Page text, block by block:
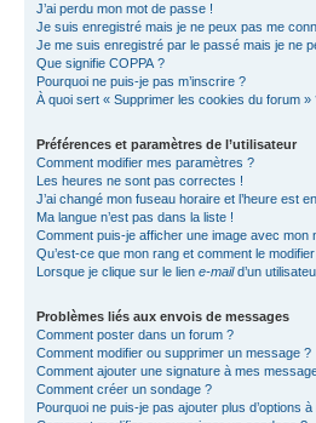
J’ai perdu mon mot de passe !
Je suis enregistré mais je ne peux pas me
Je me suis enregistré par le passé mais je ne
Que signifie COPPA ?
Pourquoi ne puis-je pas m’inscrire ?
À quoi sert « Supprimer les cookies du forum »
Préférences et paramètres de l’utilisateur
Comment modifier mes paramètres ?
Les heures ne sont pas correctes !
J’ai changé mon fuseau horaire et l’heure est
Ma langue n’est pas dans la liste !
Comment puis-je afficher une image avec mon
Qu’est-ce que mon rang et comment le
Lorsque je clique sur le lien e-maild’un
Problèmes liés aux envois de messages
Comment poster dans un forum ?
Comment modifier ou supprimer un message ?
Comment ajouter une signature à mes
Comment créer un sondage ?
Pourquoi ne puis-je pas ajouter plus d’options